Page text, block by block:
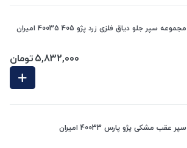
مجموعه سپر جلو دیاق فلزی زرد پژو 405 40035 امیران
5,832,000تومان
سپر عقب مشکی پژو پارس 40033 امیران